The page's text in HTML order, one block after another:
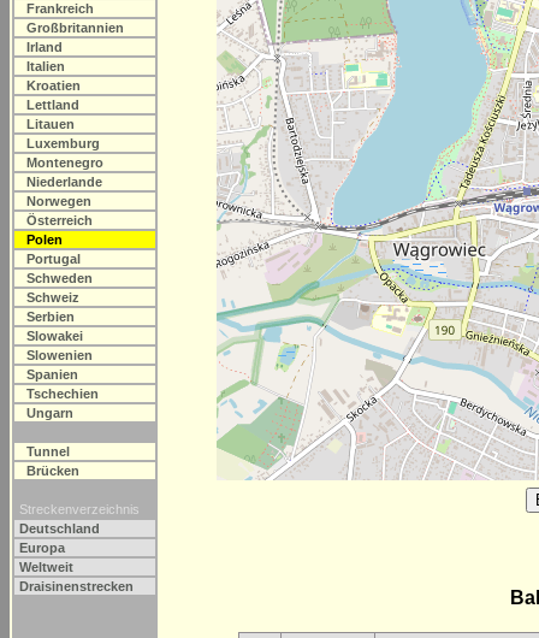
Frankreich
Großbritannien
Irland
Italien
Kroatien
Lettland
Litauen
Luxemburg
Montenegro
Niederlande
Norwegen
Österreich
Polen
Portugal
Schweden
Schweiz
Serbien
Slowakei
Slowenien
Spanien
Tschechien
Ungarn
Tunnel
Brücken
Streckenverzeichnis
Deutschland
Europa
Weltweit
Draisinenstrecken